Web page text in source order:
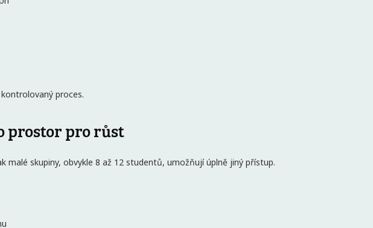
proces.
prostor pro růst
malé skupiny, obvykle 8 až 12 studentů, umožňují úplně jiný přístup.